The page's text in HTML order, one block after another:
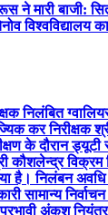
ने मारी बाजी:
विश्वविद्यालय
निलंबित
कर निरीक्षक
के दौरान
कौशलेन्द्र विक्रम
है। निलंबन
सामान्य
प्रभावी अंकुश